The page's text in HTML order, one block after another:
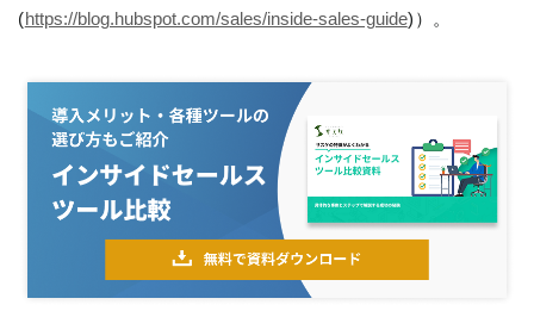
(https://blog.hubspot.com/sales/inside-sales-guide)）。